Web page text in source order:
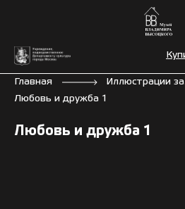
Главная
Иллюстрации
Любовь и дружба 1
Любовь и дружба 1